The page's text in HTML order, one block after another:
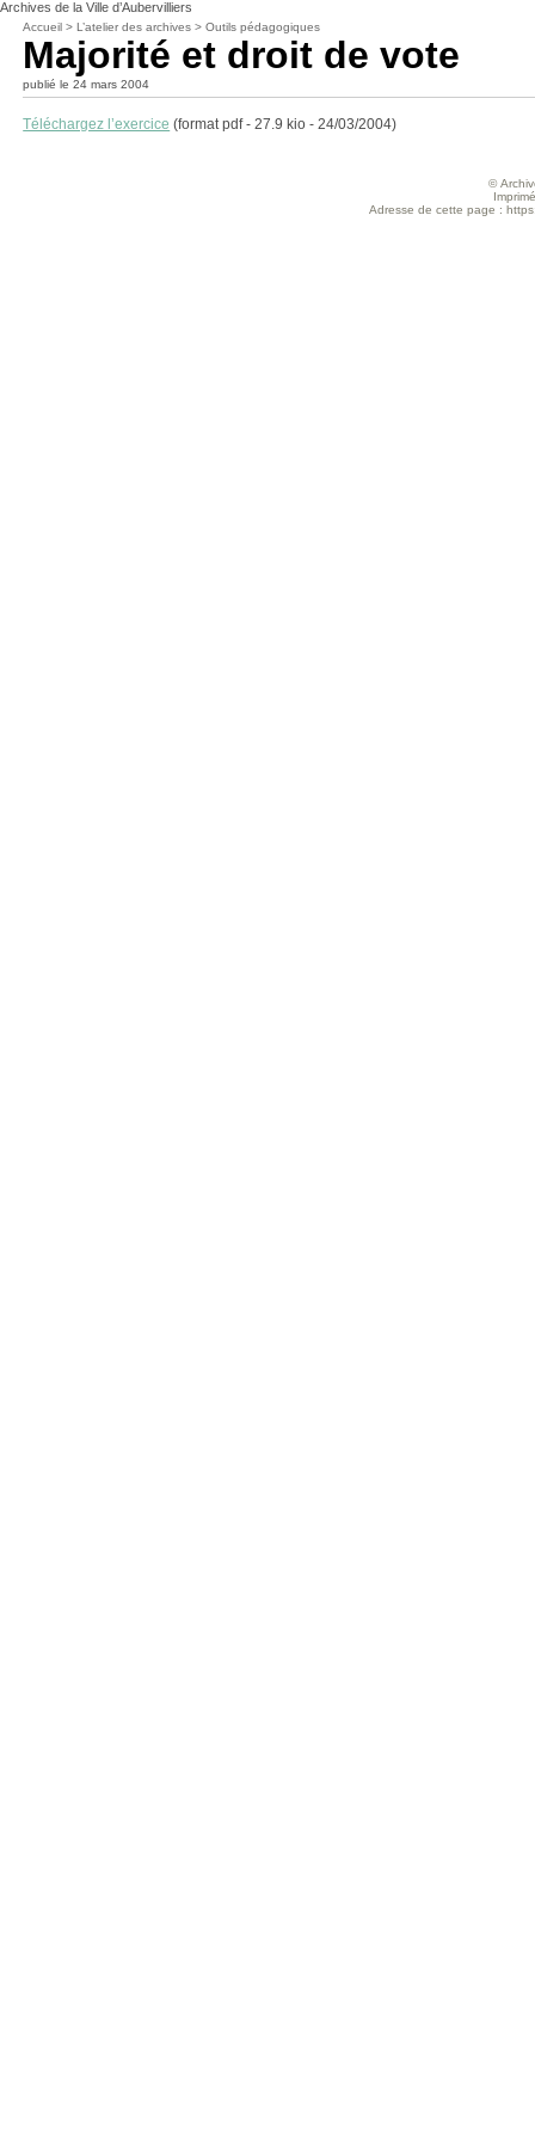
Archives de la Ville d’Aubervilliers
Accueil >L’atelier des archives >Outils pédagogiques
Majorité et droit de vote
publié le 24 mars 2004
Téléchargez l’exercice (format pdf - 27.9 kio - 24/03/2004)
©
Adresse de cette page :